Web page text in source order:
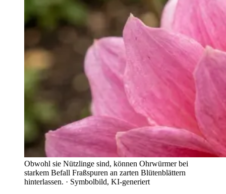
Obwohl sie Nützlinge sind, können Ohrwürmer bei
starkem Befall Fraßspuren an zarten Blütenblättern
hinterlassen. · Symbolbild, KI-generiert